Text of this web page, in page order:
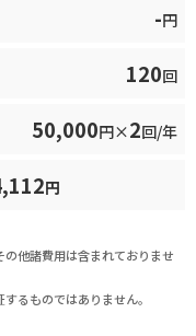
-円
120回
50,000円×2回/年
円
他諸費用は含まれておりませ
るものではありません。